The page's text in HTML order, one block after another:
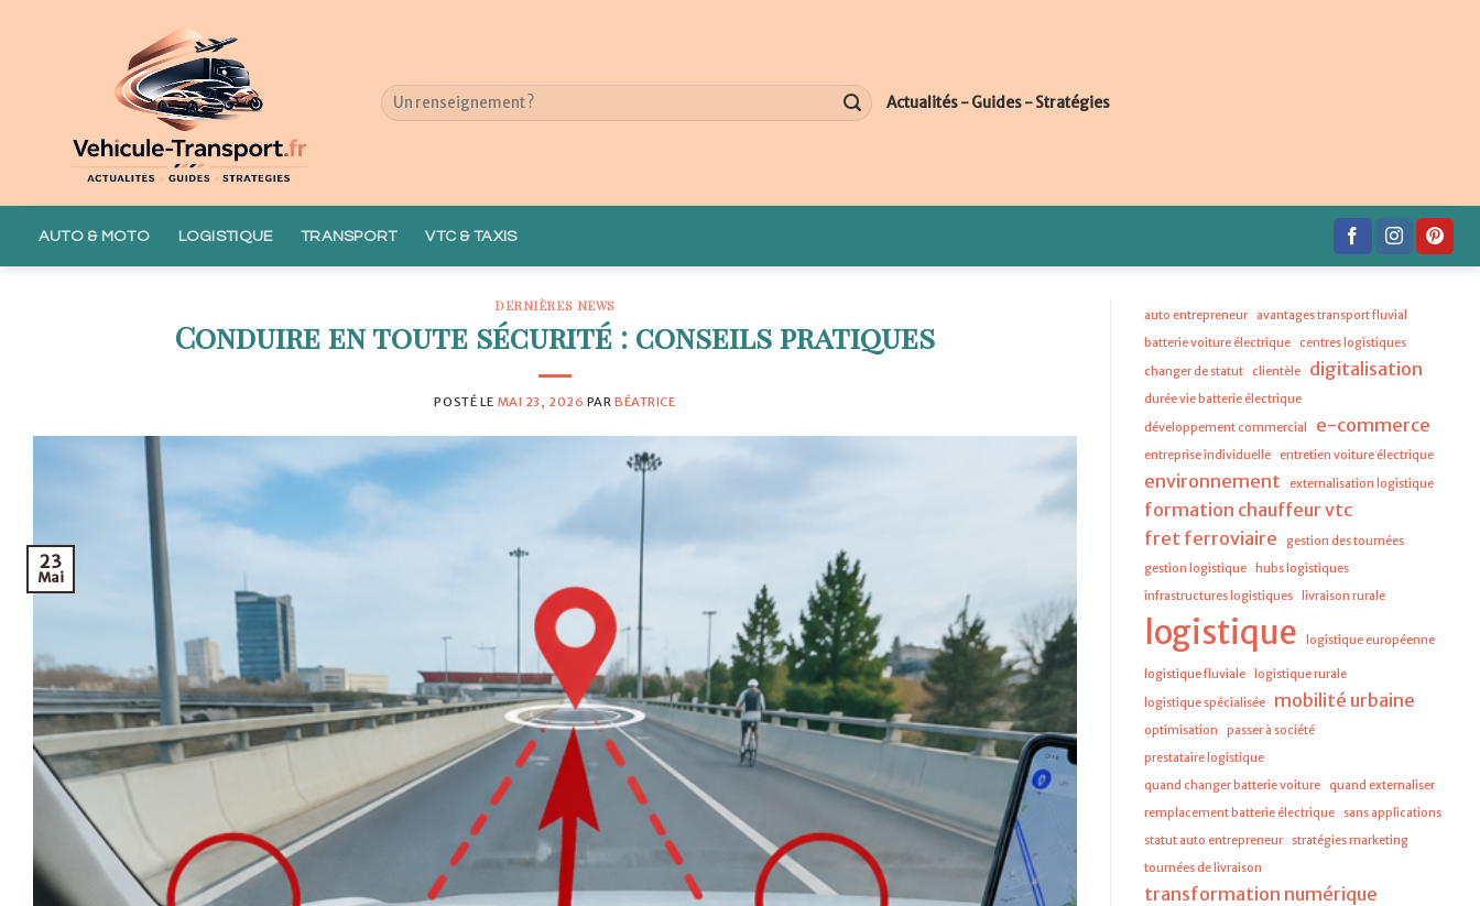
Actualités - Guides - Stratégies
AUTO & MOTO LOGISTIQUE TRANSPORT VTC & TAXIS
DERNIÈRES NEWS
Conduire en toute sécurité : conseils pratiques
POSTÉ LE MAI 23, 2026 PARBÉATRICE
23
Mai
auto entrepreneur
avantages transport fluvial
batterie voiture électrique
centres logistiques
changer de statut
clientèle digitalisation
durée vie batterie électrique
développement commercial
e-commerce
entreprise individuelle entretien voiture électrique
environnement externalisation logistique
formation chauffeur vtc
fret ferroviaire
gestion des tournées
gestion logistique
hubs logistiques
infrastructures logistiques
livraison rurale
logistique logistique européenne
logistique fluviale
logistique rurale
logistique spécialisée
mobilité urbaine
optimisation
passer à société
prestataire logistique
quand changer batterie voiture
quand externaliser
remplacement batterie électrique
sans applications
statut auto entrepreneur
stratégies marketing
tournées de livraison
transformation numérique